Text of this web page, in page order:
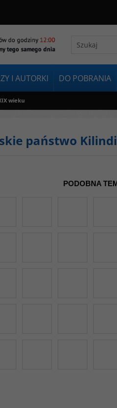
I AUTORKI DO POBRANIA
wieku
państwo
PODOBNA